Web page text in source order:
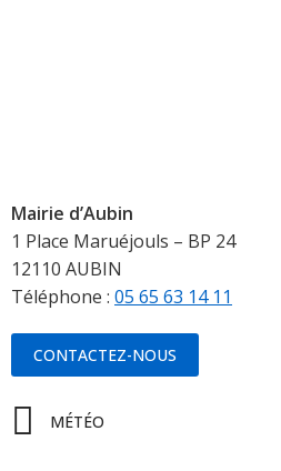
Mairie d’Aubin
1 Place Maruéjouls – BP 24
12110 AUBIN
Téléphone : 05 65 63 14 11
CONTACTEZ-NOUS
MÉTÉO